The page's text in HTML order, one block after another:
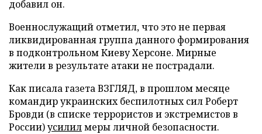
добавил он.
Военнослужащий отметил, что это не первая
ликвидированная группа данного формирования
в подконтрольном Киеву Херсоне. Мирные
жители в результате атаки не пострадали.
Как писала газета ВЗГЛЯД, в прошлом месяце
командир украинских беспилотных сил Роберт
Бровди (в списке террористов и экстремистов в
России)усилилмеры личной безопасности.